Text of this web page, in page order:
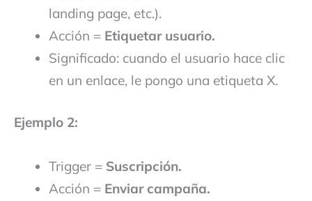
landing page, etc.).
Acción = Etiquetar usuario.
Significado: cuando el usuario hace clic
en un enlace, le pongo una etiqueta X.
Ejemplo 2:
Trigger = Suscripción.
Acción = Enviar campaña.